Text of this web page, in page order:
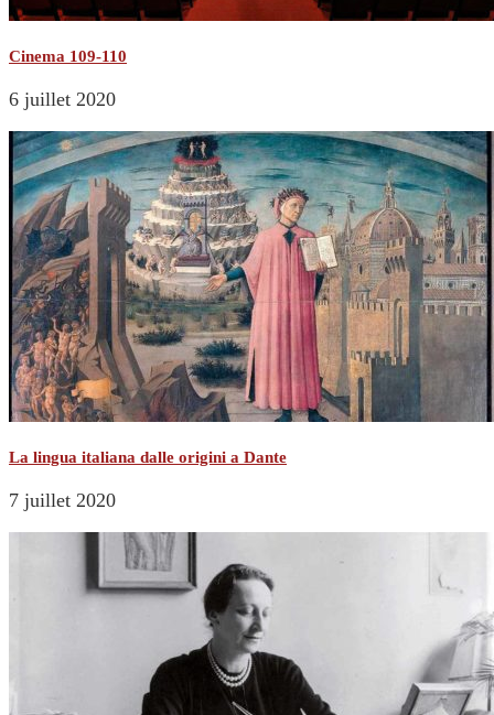
Cinema 109-110
6 juillet 2020
La lingua italiana dalle origini a Dante
7 juillet 2020